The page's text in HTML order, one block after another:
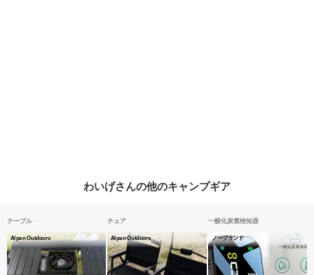
わいげさんの他のキャンプギア
テーブル
Alpen Outdoors
チェア
Alpen Outdoors
一酸化炭素検知器
ノーブランド